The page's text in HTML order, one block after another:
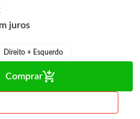
Direito + Esquerdo
Comprar